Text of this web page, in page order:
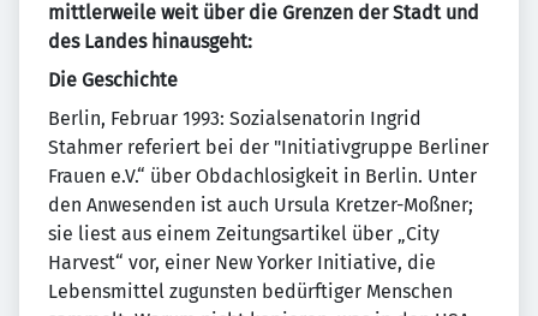
mittlerweile weit über die Grenzen der Stadt und
des Landes hinausgeht:
Die Geschichte
Berlin, Februar 1993: Sozialsenatorin Ingrid
Stahmer referiert bei der "Initiativgruppe Berliner
Frauen e.V.“ über Obdachlosigkeit in Berlin. Unter
den Anwesenden ist auch Ursula Kretzer-Moßner;
sie liest aus einem Zeitungsartikel über „City
Harvest“ vor, einer New Yorker Initiative, die
Lebensmittel zugunsten bedürftiger Menschen